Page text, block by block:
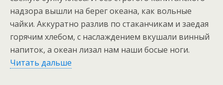
надзора вышли на берег океана, как вольные
чайки. Аккуратно разлив по стаканчикам и заедая
горячим хлебом, с наслаждением вкушали винный
напиток, а океан лизал нам наши босые ноги.
Читать дальше